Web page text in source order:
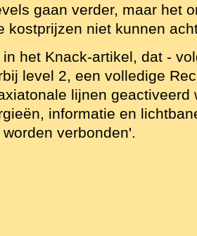
gaan verder, maar het
kostprijzen niet kunnen
het Knack-artikel, dat -
level 2, een volledige
lijnen geactiveerd
informatie en
verbonden'.